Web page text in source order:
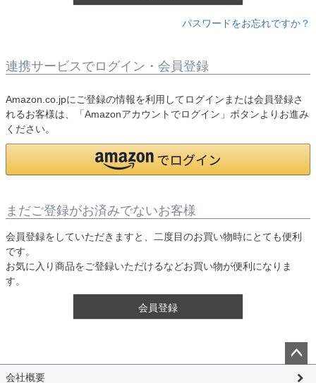
パスワードをお忘れですか？
連携サービスでログイン・会員登録
Amazon.co.jpにご登録の情報を利用してログインまたは会員登録さ
れるお客様は、「Amazonアカウントでログイン」ボタンよりお進み
ください。
まだご登録がお済みでないお客様
会員登録をしていただきますと、二度目のお買い物時にとても便利
です。
お気に入り商品をご登録いただけるなどお買い物が便利になりま
す。
会員登録
ペー
会社概要